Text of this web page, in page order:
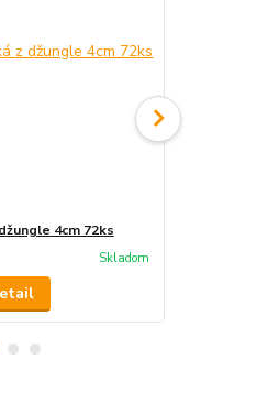
4cm 72ks
Skladom